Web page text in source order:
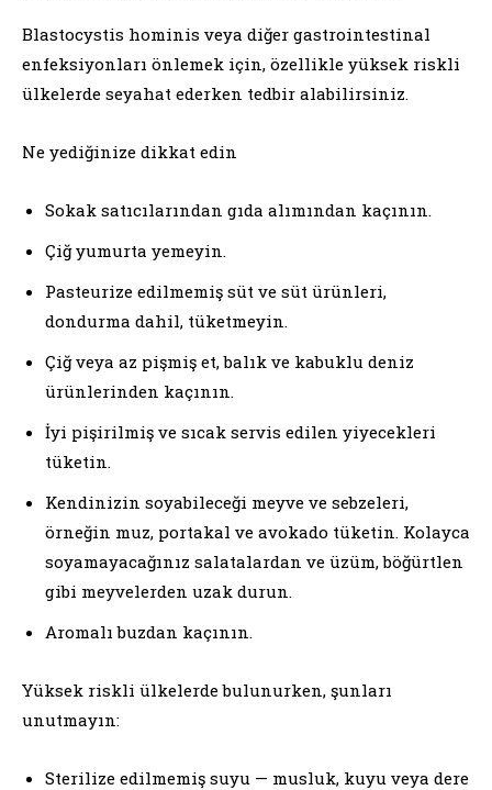
Blastocystis hominis veya diğer gastrointestinal
enfeksiyonları önlemek için, özellikle yüksek riskli
ülkelerde seyahat ederken tedbir alabilirsiniz.
Ne yediğinize dikkat edin
Sokak satıcılarından gıda alımından kaçının.
Çiğ yumurta yemeyin.
Pasteurize edilmemiş süt ve süt ürünleri,
dondurma dahil, tüketmeyin.
Çiğ veya az pişmiş et, balık ve kabuklu deniz
ürünlerinden kaçının.
İyi pişirilmiş ve sıcak servis edilen yiyecekleri
tüketin.
Kendinizin soyabileceği meyve ve sebzeleri,
örneğin muz, portakal ve avokado tüketin. Kolayca
soyamayacağınız salatalardan ve üzüm, böğürtlen
gibi meyvelerden uzak durun.
Aromalı buzdan kaçının.
Yüksek riskli ülkelerde bulunurken, şunları
unutmayın:
Sterilize edilmemiş suyu — musluk, kuyu veya dere